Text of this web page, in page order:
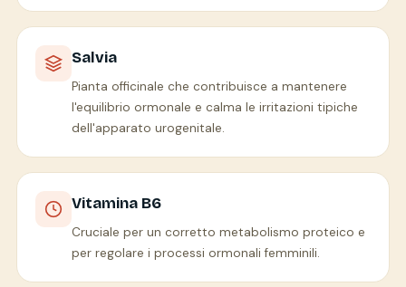
Salvia
Pianta officinale che contribuisce a mantenere
l'equilibrio ormonale e calma le irritazioni tipiche
dell'apparato urogenitale.
Vitamina B6
Cruciale per un corretto metabolismo proteico e
per regolare i processi ormonali femminili.